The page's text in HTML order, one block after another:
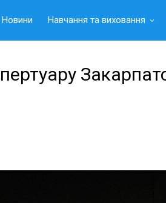
Новини Навчання та виховання